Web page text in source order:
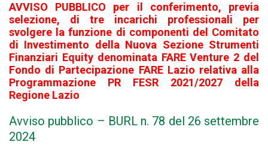
AVVISO PUBBLICO
per il conferimento, previa
selezione, di tre incarichi professionali per
svolgere la funzione di componenti del Comitato
di Investimento della Nuova Sezione Strumenti
Finanziari Equity denominata FARE Venture 2 del
Fondo di Partecipazione FARE Lazio relativa alla
Programmazione PR FESR 2021/2027 della
Regione Lazio
Avviso pubblico – BURL n. 78 del 26 settembre
2024